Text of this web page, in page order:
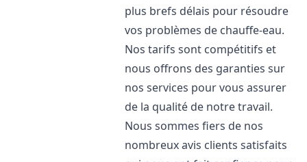
plus brefs délais pour résoudre
vos problèmes de chauffe-eau.
Nos tarifs sont compétitifs et
nous offrons des garanties sur
nos services pour vous assurer
de la qualité de notre travail.
Nous sommes fiers de nos
nombreux avis clients satisfaits